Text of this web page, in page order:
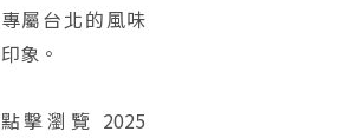
專屬台北的風味
印象。
點擊瀏覽 2025